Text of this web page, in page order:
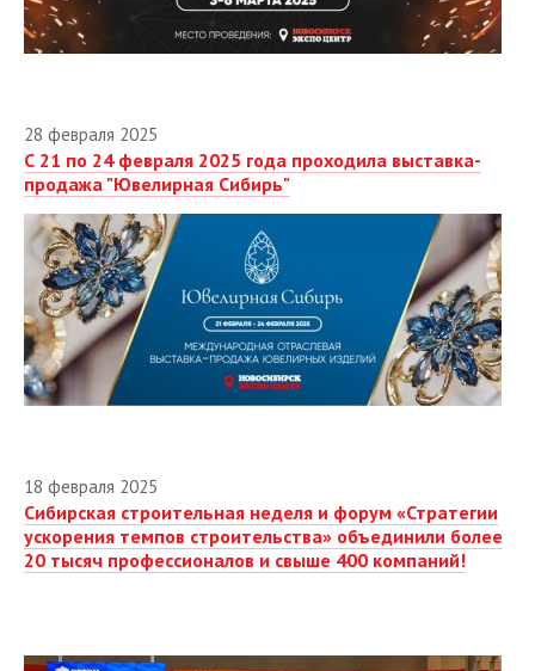
28 февраля 2025
С 21 по 24 февраля 2025 года проходила выставка-
продажа "Ювелирная Сибирь"
18 февраля 2025
Сибирская строительная неделя и форум «Стратегии
ускорения темпов строительства» объединили более
20 тысяч профессионалов и свыше 400 компаний!